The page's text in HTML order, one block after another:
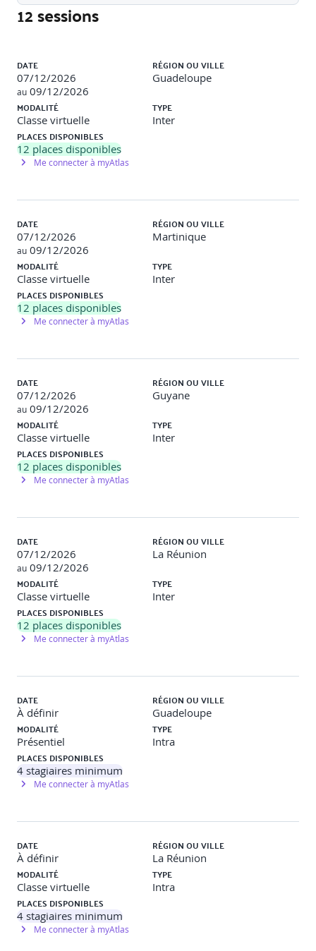
Les parties prenantes et leur participation
Les utilisateurs
L’équipe projet
Comment estimer le temps consommé ?
Comprendre les enjeux associés au design
d'expérience
UX et stratégie : impact sur l’identité de marque sur
l’expérience du service
Les dark patterns
UX et faisabilité : concevoir sans ignorer le monde réel
UX et esthétique : l’importance du visuel et du graphisme
UX et le design émotionnel : les vecteurs clés d’une
expérience
Travaux pratiques
Objectif: Identifier les principes fondamentaux de l’UX
Description: Par petits groupes, les participants analysent
une interface web ou mobile en utilisant une grille fournie
(ergonomie, co-création, design émotionnel, dark patterns,
etc.). Ils en dégagent les points forts et les axes
d’amélioration, formulent des hypothèses sur le processus
de conception et restituent leur analyse sous forme
synthétique (fiche ou tableau) suivie d’une présentation
orale.
Poser le contexte
Prendre ses marques, comprendre les enjeux et connaître
l’objectif à atteindre
Identifier les problèmes, les objectifs
User Research
Écouter ses utilisateurs, observer leurs usages réels et les
comparer à l’expression des besoins
Observer le terrain : « Interviews contextuelles »
12 sessions
DATE
07/12/2026
au 09/12/2026
RÉGION OU VILLE
Guadeloupe
MODALITÉ
Classe virtuelle
TYPE
Inter
PLACES DISPONIBLES
12 places disponibles
Me connecter à myAtlas
DATE
07/12/2026
au 09/12/2026
RÉGION OU VILLE
Martinique
MODALITÉ
Classe virtuelle
TYPE
Inter
PLACES DISPONIBLES
12 places disponibles
Me connecter à myAtlas
DATE
07/12/2026
au 09/12/2026
RÉGION OU VILLE
Guyane
MODALITÉ
Classe virtuelle
TYPE
Inter
PLACES DISPONIBLES
12 places disponibles
Me connecter à myAtlas
DATE
07/12/2026
au 09/12/2026
RÉGION OU VILLE
La Réunion
MODALITÉ
Classe virtuelle
TYPE
Inter
PLACES DISPONIBLES
12 places disponibles
Me connecter à myAtlas
DATE
À définir
RÉGION OU VILLE
Guadeloupe
MODALITÉ
Présentiel
TYPE
Intra
PLACES DISPONIBLES
4 stagiaires minimum
Me connecter à myAtlas
DATE
À définir
RÉGION OU VILLE
La Réunion
MODALITÉ
Classe virtuelle
TYPE
Intra
PLACES DISPONIBLES
4 stagiaires minimum
Me connecter à myAtlas